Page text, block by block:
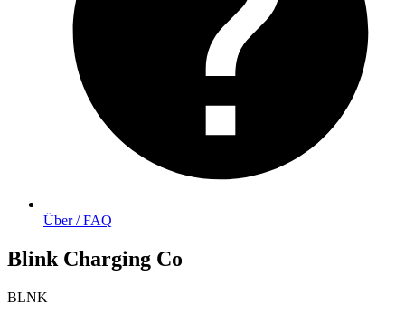
Über / FAQ
Blink Charging Co
BLNK